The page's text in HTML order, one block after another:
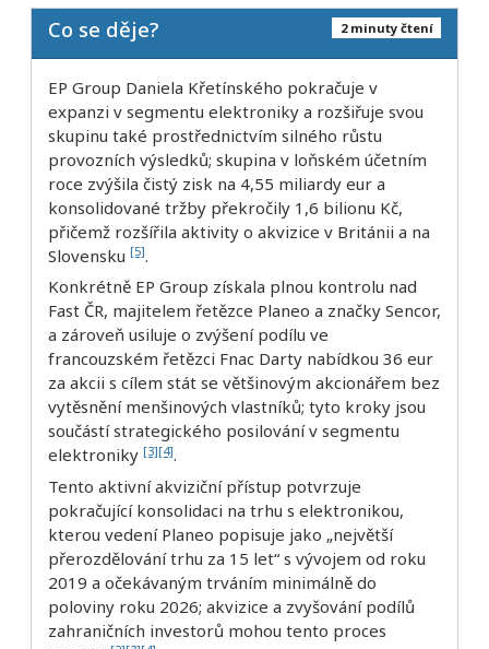
2 minuty čtení
Co se děje?
EP Group Daniela Křetínského pokračuje v
expanzi v segmentu elektroniky a rozšiřuje svou
skupinu také prostřednictvím silného růstu
provozních výsledků; skupina v loňském účetním
roce zvýšila čistý zisk na 4,55 miliardy eur a
konsolidované tržby překročily 1,6 bilionu Kč,
přičemž rozšířila aktivity o akvizice v Británii a na
Slovensku [5].
Konkrétně EP Group získala plnou kontrolu nad
Fast ČR, majitelem řetězce Planeo a značky Sencor,
a zároveň usiluje o zvýšení podílu ve
francouzském řetězci Fnac Darty nabídkou 36 eur
za akcii s cílem stát se většinovým akcionářem bez
vytěsnění menšinových vlastníků; tyto kroky jsou
součástí strategického posilování v segmentu
elektroniky [3][4].
Tento aktivní akviziční přístup potvrzuje
pokračující konsolidaci na trhu s elektronikou,
kterou vedení Planeo popisuje jako „největší
přerozdělování trhu za 15 let“ s vývojem od roku
2019 a očekávaným trváním minimálně do
poloviny roku 2026; akvizice a zvyšování podílů
zahraničních investorů mohou tento proces